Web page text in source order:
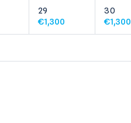
29
€1,300
30
€1,300